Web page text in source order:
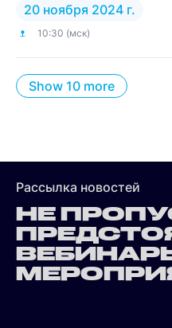
20 ноября 2024 г.
10:30 (мск)
Show 10 more
Рассылка новостей
НЕ